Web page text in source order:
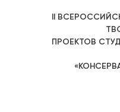
II
ПРОЕКТОВ